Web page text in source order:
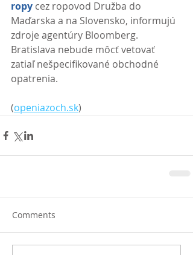
ropy cez ropovod Družba do
Maďarska a na Slovensko, informujú
zdroje agentúry Bloomberg.
Bratislava nebude môcť vetovať
zatiaľ nešpecifikované obchodné
opatrenia.
(openiazoch.sk)
Comments